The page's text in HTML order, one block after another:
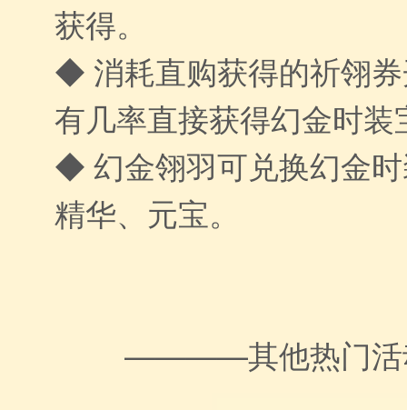
获得。
◆ 消耗直购获得的祈翎
有几率直接获得幻金时装
◆ 幻金翎羽可兑换幻金
精华、元宝。
————其他热门